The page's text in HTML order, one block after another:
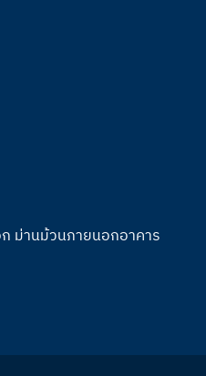
ม่านม้วนภายนอกอาคาร